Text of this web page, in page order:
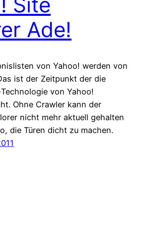
Ade!
von Yahoo! werden von
ist der Zeitpunkt der die
von Yahoo!
Ohne Crawler kann der
nicht mehr aktuell gehalten
die Türen dicht zu machen.